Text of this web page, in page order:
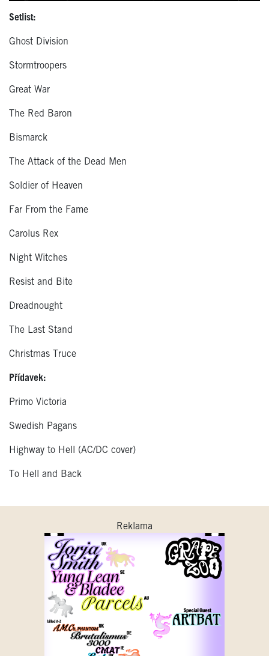
Setlist:
Ghost Division
Stormtroopers
Great War
The Red Baron
Bismarck
The Attack of the Dead Men
Soldier of Heaven
Far From the Fame
Carolus Rex
Night Witches
Resist and Bite
Dreadnought
The Last Stand
Christmas Truce
Přídavek:
Primo Victoria
Swedish Pagans
Highway to Hell (AC/DC cover)
To Hell and Back
Reklama